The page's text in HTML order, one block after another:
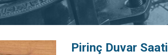
Pirinç Duvar Saati